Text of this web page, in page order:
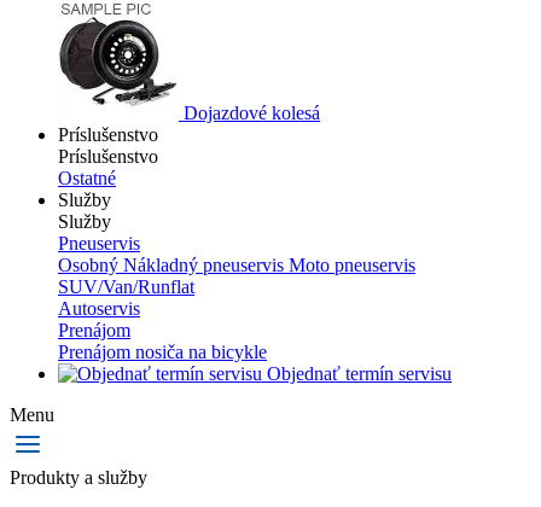
Dojazdové kolesá
Príslušenstvo
Príslušenstvo
Ostatné
Služby
Služby
Pneuservis
Osobný Nákladný pneuservis Moto pneuservis
SUV/Van/Runflat
Autoservis
Prenájom
Prenájom nosiča na bicykle
Objednať termín servisu
Menu
Produkty a služby